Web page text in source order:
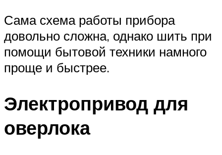
Сама схема работы прибора
довольно сложна, однако шить при
помощи бытовой техники намного
проще и быстрее.
Электропривод для
оверлока